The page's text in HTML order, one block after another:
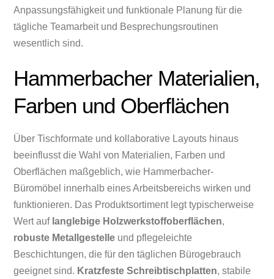
Anpassungsfähigkeit und funktionale Planung für die
tägliche Teamarbeit und Besprechungsroutinen
wesentlich sind.
Hammerbacher Materialien,
Farben und Oberflächen
Über Tischformate und kollaborative Layouts hinaus
beeinflusst die Wahl von Materialien, Farben und
Oberflächen maßgeblich, wie Hammerbacher-
Büromöbel innerhalb eines Arbeitsbereichs wirken und
funktionieren. Das Produktsortiment legt typischerweise
Wert auf langlebige Holzwerkstoffoberflächen,
robuste Metallgestelle und pflegeleichte
Beschichtungen, die für den täglichen Bürogebrauch
geeignet sind. Kratzfeste Schreibtischplatten, stabile